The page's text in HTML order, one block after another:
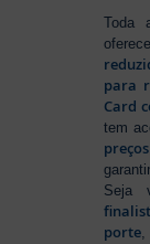
Toda
para
Card
tem
Seja
porte,